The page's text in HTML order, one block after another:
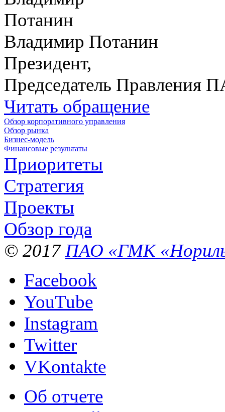
Владимир Потанин
Президент,
Председатель Правления
Читать обращение
Обзор корпоративного управления
Обзор рынка
Бизнес-модель
Финансовые результаты
Приоритеты
Стратегия
Проекты
Обзор года
© 2017 ПАО «ГМК
Facebook
YouTube
Instagram
Twitter
VKontakte
Об отчете